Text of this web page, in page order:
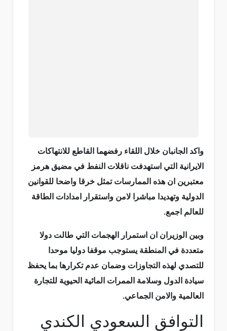
واكد الجانبان خلال اللقاء رفضهما القاطع للانتهاكات
الايرانية التي استهدفت ناقلات النفط في مضيق هرمز
معتبرين ان هذه الممارسات تمثل خرقا واضحا للقوانين
الدولية وتهديدا مباشرا لامن واستقرار امدادات الطاقة
للعالم اجمع.
وبين الوزيران ان استمرار الهجمات التي طالت دولا
متعددة في المنطقة يستوجب موقفا دوليا موحدا
للتصدي لهذه التجاوزات وضمان عدم تكرارها بما يحفظ
سيادة الدول وسلامة الممرات المائية الحيوية للتجارة
العالمية والامن الجماعي.
التوافق السعودي الكندي